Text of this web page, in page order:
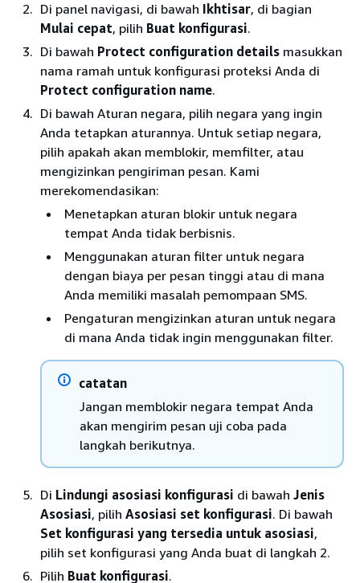
Di panel navigasi, di bawah Ikhtisar, di bagian
Mulai cepat, pilih Buat konfigurasi.
Di bawah Protect configuration details masukkan
nama ramah untuk konfigurasi proteksi Anda di
Protect configuration name.
Di bawah Aturan negara, pilih negara yang ingin
Anda tetapkan aturannya. Untuk setiap negara,
pilih apakah akan memblokir, memfilter, atau
mengizinkan pengiriman pesan. Kami
merekomendasikan:
Menetapkan aturan blokir untuk negara
tempat Anda tidak berbisnis.
Menggunakan aturan filter untuk negara
dengan biaya per pesan tinggi atau di mana
Anda memiliki masalah pemompaan SMS.
Pengaturan mengizinkan aturan untuk negara
di mana Anda tidak ingin menggunakan filter.
catatan
Jangan memblokir negara tempat Anda
akan mengirim pesan uji coba pada
langkah berikutnya.
Di Lindungi asosiasi konfigurasi di bawah Jenis
Asosiasi, pilih Asosiasi set konfigurasi. Di bawah
Set konfigurasi yang tersedia untuk asosiasi,
pilih set konfigurasi yang Anda buat di langkah 2.
Pilih Buat konfigurasi.